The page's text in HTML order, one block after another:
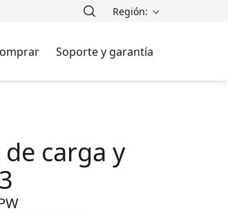
Región:
Soporte y garantía
carga y